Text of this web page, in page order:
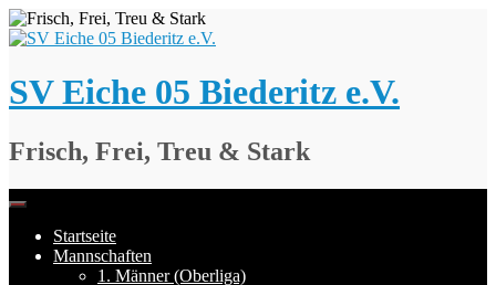
Springe
zum
SV Eiche 05 Biederitz e.V.
Frisch, Frei, Treu & Stark
Startseite
Mannschaften
1. Männer (Oberliga)